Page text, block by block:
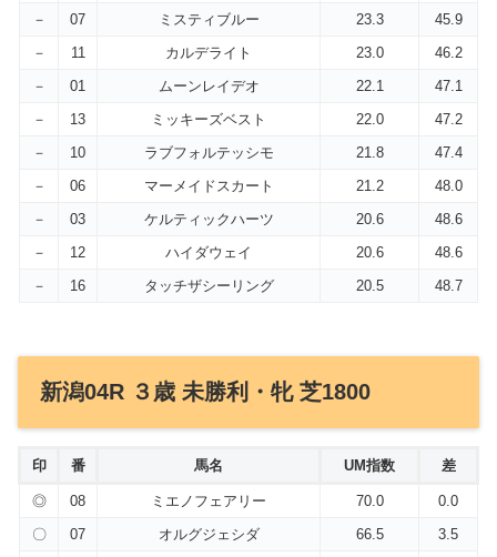
－ 07 ミスティブルー 23.3
45.9
－
11 カルデライト 23.0
46.2
－
01 ムーンレイデオ 22.1
47.1
－
13 ミッキーズベスト 22.0
47.2
－
10 ラブフォルテッシモ 21.8
47.4
－
06 マーメイドスカート 21.2
48.0
－
03 ケルティックハーツ 20.6
48.6
－
12 ハイダウェイ 20.6
48.6
－
16 タッチザシーリング 20.5 48.7
新潟04R ３歳 未勝利・牝 芝1800
印 番 馬名 UM指数 差
◎ 08 ミエノフェアリー 70.0
0.0
〇
07 オルグジェシダ 66.5
3.5